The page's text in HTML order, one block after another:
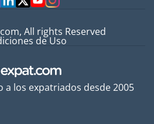
a los expatriados desde 2005
All rights Reserved
de Uso